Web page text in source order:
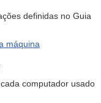
definidas no Guia
máquina
computador usado